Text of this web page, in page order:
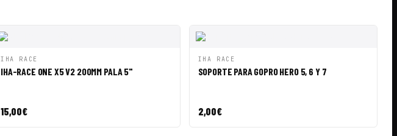
VISTA RÁPIDA
IHA RACE
IHA-RACE ONE X5 V2 200MM PALA 5"
15,00€
VISTA RÁPIDA
IHA RACE
SOPORTE PARA GOPRO HERO 5, 6 Y 7
2,00€